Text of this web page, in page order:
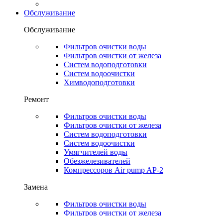
Обслуживание
Обслуживание
Фильтров очистки воды
Фильтров очистки от железа
Систем водоподготовки
Систем водоочистки
Химводоподготовки
Ремонт
Фильтров очистки воды
Фильтров очистки от железа
Систем водоподготовки
Систем водоочистки
Умягчителей воды
Обезжелезивателей
Компрессоров Air pump AP-2
Замена
Фильтров очистки воды
Фильтров очистки от железа